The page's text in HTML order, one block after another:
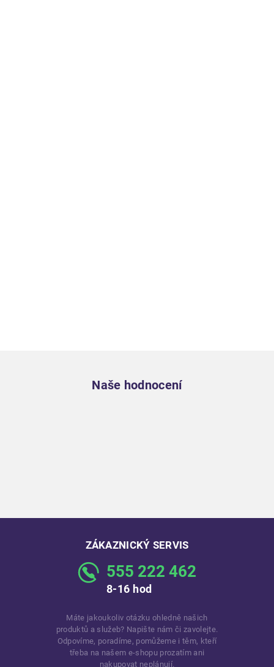
Naše hodnocení
ZÁKAZNICKÝ SERVIS
555 222 462
8-16 hod
Máte jakoukoliv otázku ohledně našich
produktů a služeb? Napište nám či zavolejte.
Odpovíme, poradíme, pomůžeme i těm, kteří
třeba na našem e-shopu prozatím ani
nakupovat neplánují.